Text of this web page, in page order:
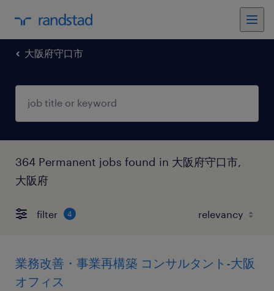
大阪府守口市
364 Permanent jobs found in 大阪府守口市,
大阪府
filter 4
業務改善・事業再構築 コンサルタント-大阪
オフィス